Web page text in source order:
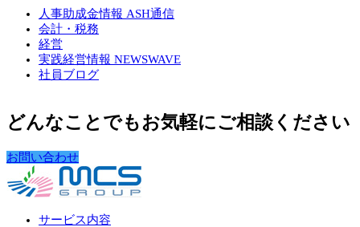
人事助成金情報 ASH通信
会計・税務
経営
実践経営情報 NEWSWAVE
社員ブログ
どんなことでもお気軽にご相談ください
お問い合わせ
サービス内容